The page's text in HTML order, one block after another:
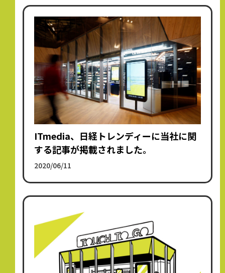
ITmedia、日経トレンディーに当社に関
する記事が掲載されました。
2020/06/11